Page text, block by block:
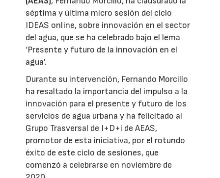
séptima y última micro sesión del ciclo
IDEAS online, sobre innovación en el sector
del agua, que se ha celebrado bajo el lema
‘Presente y futuro de la innovación en el
agua’.
Durante su intervención, Fernando Morcillo
ha resaltado la importancia del impulso a la
innovación para el presente y futuro de los
servicios de agua urbana y ha felicitado al
Grupo Trasversal de I+D+i de AEAS,
promotor de esta iniciativa, por el rotundo
éxito de este ciclo de sesiones, que
comenzó a celebrarse en noviembre de